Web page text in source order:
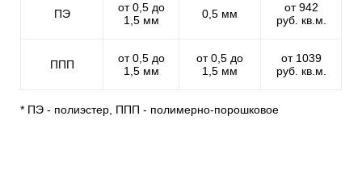
ПЭ
от 0,5 до
1,5 мм
0,5 мм
от 942
руб. кв.м.
ППП
от 0,5 до
1,5 мм
от 0,5 до
1,5 мм
от 1039
руб. кв.м.
* ПЭ - полиэстер, ППП - полимерно-порошковое